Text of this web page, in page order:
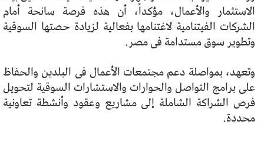
الاستثمار والأعمال، مؤكداً، أن هذه فرصة سانحة أمام
الشركات الفيتنامية لاغتنامها بفعالية لزيادة حصتها السوقية
وتطوير سوق مستدامة فى مصر.
وتعهد، بمواصلة دعم مجتمعات الأعمال فى البلدين والحفاظ
على برامج التواصل والحوارات والاستشارات السوقية لتحويل
فرص الشراكة الشاملة إلى مشاريع وعقود وأنشطة تعاونية
محددة.